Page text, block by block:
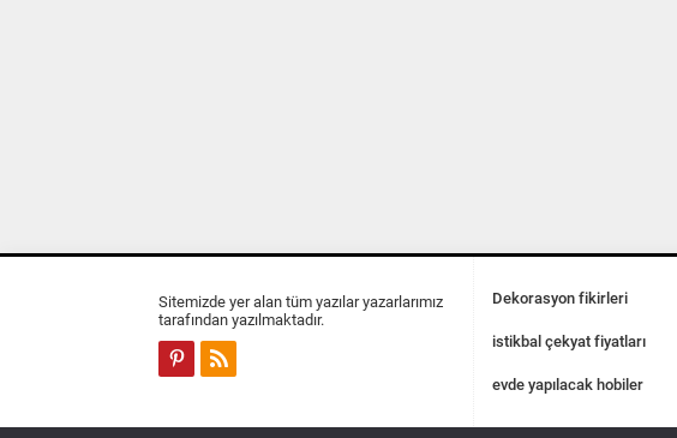
Sitemizde yer alan tüm yazılar yazarlarımız
tarafından yazılmaktadır.
Dekorasyon fikirleri
istikbal çekyat fiyatları
evde yapılacak hobiler